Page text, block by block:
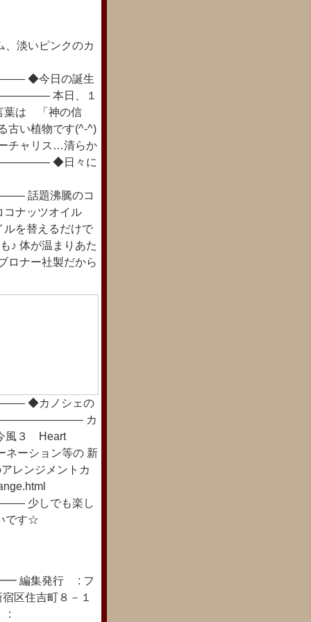
淡いピンクのカ
今日の誕生
本日、１
は 「神の信
古い植物です(^-^)
チャリス…清らか
◆日々に
題沸騰のコ
ナッツオイル
を替えるだけで
♪ 体が温まりあた
ロナー社製だから
カノシェの
カ
風３ Heart
ネーション等の 新
レンジメントカ
しでも楽し
です☆
集発行 : フ
住吉町８－１
: